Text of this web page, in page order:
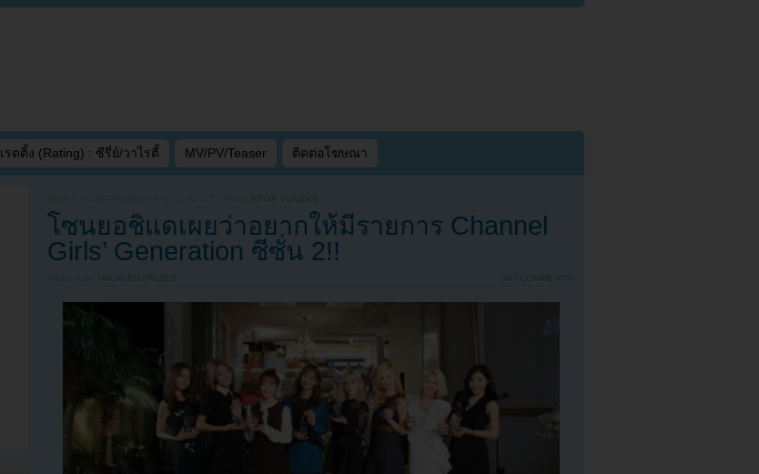
เรตติ้ง (Rating) : ซีรี่ย์/วาไรตี้ MV/PV/Teaser ติดต่อโฆษณา
KPOP YOUZAB
โซนยอชิแดเผยว่าอยากให้มีรายการ Channel
Girls’ Generation ซีซั่น 2!!
UNCATEGORIZED NO COMMENTS